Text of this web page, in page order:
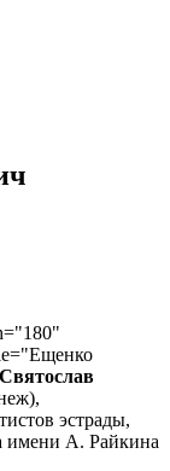
эстрады,
имени А. Райкина